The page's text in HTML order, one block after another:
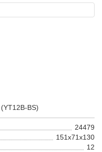
BS)
24479
151x71x130
12